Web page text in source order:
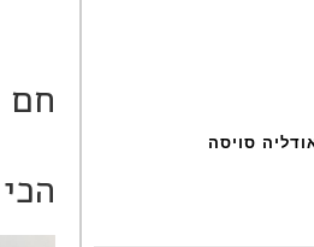
סויסה
חם
הכי